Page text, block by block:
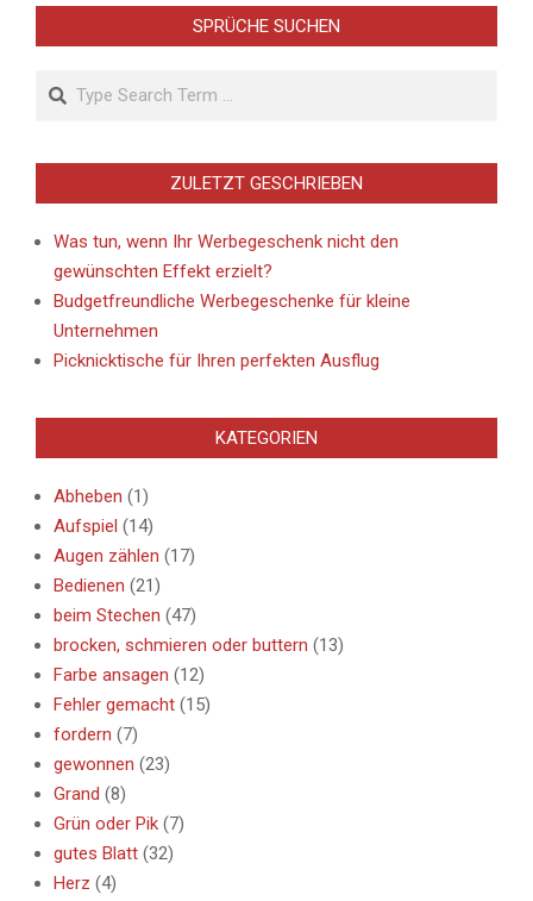
SPRÜCHE SUCHEN
Search
ZULETZT GESCHRIEBEN
Was tun, wenn Ihr Werbegeschenk nicht den
gewünschten Effekt erzielt?
Budgetfreundliche Werbegeschenke für kleine
Unternehmen
Picknicktische für Ihren perfekten Ausflug
KATEGORIEN
Abheben (1)
Aufspiel (14)
Augen zählen (17)
Bedienen (21)
beim Stechen (47)
brocken, schmieren oder buttern (13)
Farbe ansagen (12)
Fehler gemacht (15)
fordern (7)
gewonnen (23)
Grand (8)
Grün oder Pik (7)
gutes Blatt (32)
Herz (4)